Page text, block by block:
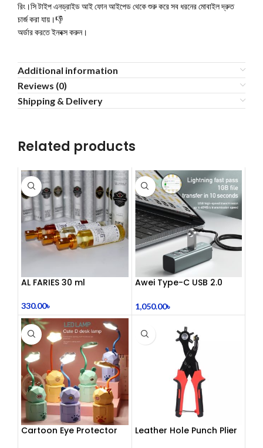
রিং।সি টাইপ এনড্রাইড আই ফোন আইপেড থেকে শুরু করে সব ধরনের মোবাইল দ্রুত
চার্জ করা যায়।👎
অর্ডার করতে ইনবক্স করুন।
Additional information
Reviews (0)
Shipping & Delivery
Related products
AL FARIES 30 ml
330.00৳
Awei Type-C USB 2.0
1,050.00৳
Cartoon Eye Protector
Leather Hole Punch Plier